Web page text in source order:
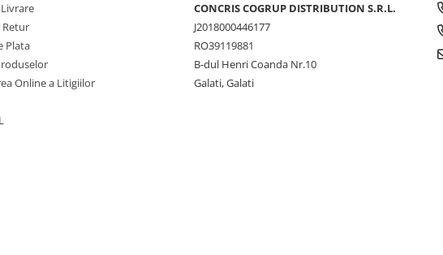
Retur
Plata
Online a Litigiilor
CONCRIS COGRUP DISTRIBUTION S.R.L.
J2018000446177
RO39119881
B-dul Henri Coanda Nr.10
Galati, Galati